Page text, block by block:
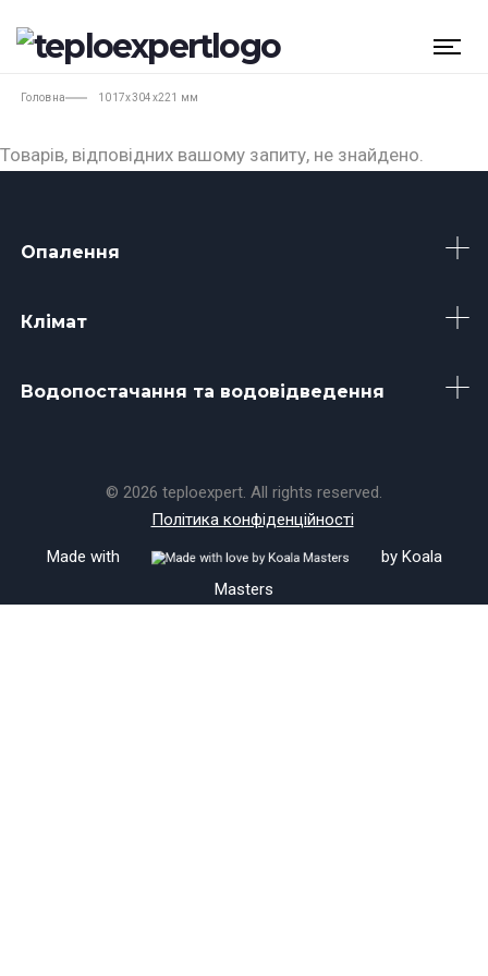
Головна 1017х304х221 мм
Товарів, відповідних вашому запиту, не знайдено.
Опалення
Клімат
Водопостачання та водовідведення
© 2026 teploexpert. All rights reserved.
Політика конфіденційності
Made with
by Koala
Masters